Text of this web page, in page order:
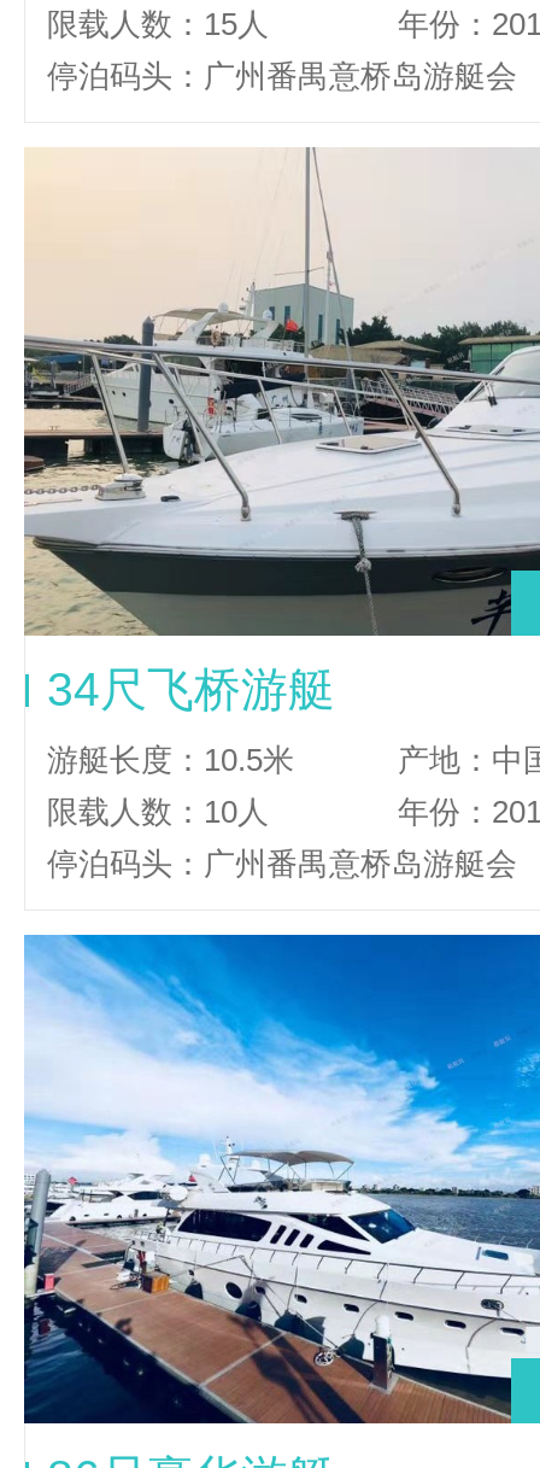
限载人数：15人
年份：
停泊码头：广州番禺意桥岛游艇会
34尺飞桥游艇
游艇长度：10.5米
产地：中
限载人数：10人
年份：
停泊码头：广州番禺意桥岛游艇会